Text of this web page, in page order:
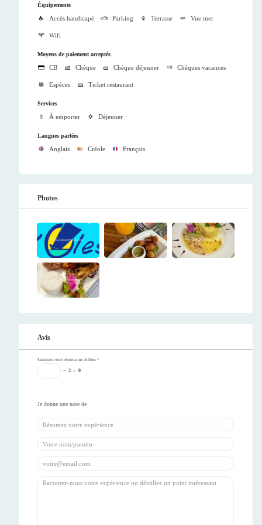
Équipements
Accès handicapé Parking Terrasse Vue mer
Wifi
Moyens de paiement acceptés
CB Chèque Chèque déjeuner Chèques vacances
Espèces Ticket restaurant
Services
À emporter Déjeuner
Langues parlées
Anglais Créole Français
Photos
Avis
Saisissez votre réponse en chiffres *
− 2 = 0